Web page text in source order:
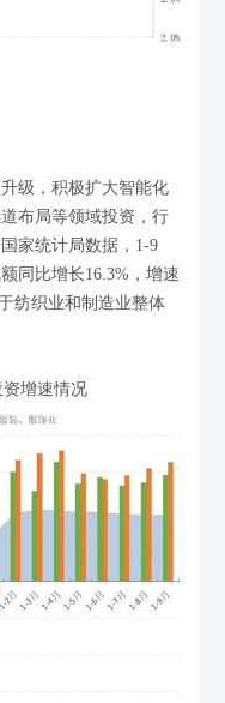
级，积极扩大智能化
布局等领域投资，行
家统计局数据，1-9
同比增长16.3%，增速
纺织业和制造业整体
资增速情况